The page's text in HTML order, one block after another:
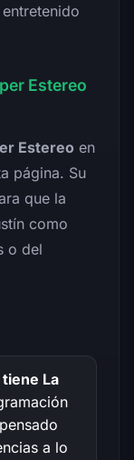
Estereo
Estereo en
página. Su
que la
como
o del
La
a lo